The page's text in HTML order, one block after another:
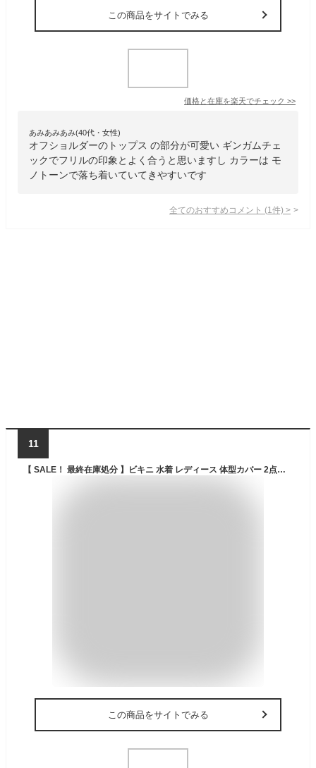
この商品をサイトでみる
価格と在庫を楽天でチェック >>
あみあみあみ(40代・女性)
オフショルダーのトップス の部分が可愛い ギンガムチェ
ックでフリルの印象とよく合うと思いますし カラーは モ
ノトーンで落ち着いていてきやすいです
全てのおすすめコメント (1 件) >
11
【 SALE！ 最終在庫処分 】ビキニ 水着 レディース 体型カバー 2点セット 大人 オフショル オトナ女子 セクシー ハイウエスト 女性用 ホルターネック ミセス 大きいサイズ ママ水着 おしゃれ パッド付き 黒 白 盛れる かわいい 夏 海 プール ビーチ 水着
この商品をサイトでみる